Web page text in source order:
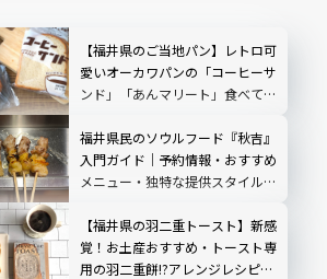
【福井県のご当地パン】レトロ可
愛いオーカワパンの「コーヒーサ
ンド」「あんマリート」食べてみ
福井県民のソウルフード『秋吉』
入門ガイド｜予約情報・おすすめ
メニュー・独特な提供スタイルま
【福井県の羽二重トースト】新感
覚！お土産おすすめ・トースト専
用の羽二重餅!?アレンジレシピ3